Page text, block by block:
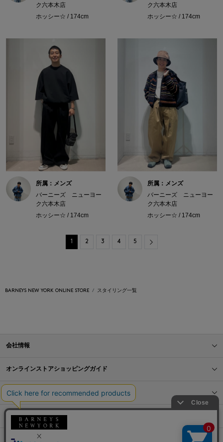
ク六本木店
ホッシー☆ / 174cm
ク六本木店
ホッシー☆ / 174cm
所属：メンズ
バーニーズ ニューヨー
ク六本木店
ホッシー☆ / 174cm
所属：メンズ
バーニーズ ニューヨー
ク六本木店
ホッシー☆ / 174cm
1 2 3 4 5 Next
BARNEYS NEW YORK ONLINE STORE スタイリング一覧
会社情報
オンラインストアショッピングガイド
店舗情報
サービス